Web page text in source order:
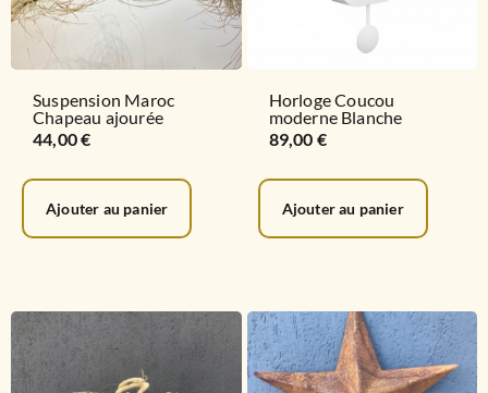
Suspension Maroc
Chapeau ajourée
44,00€
Ajouter au panier
Horloge Coucou
moderne Blanche
89,00 €
Ajouter au panier